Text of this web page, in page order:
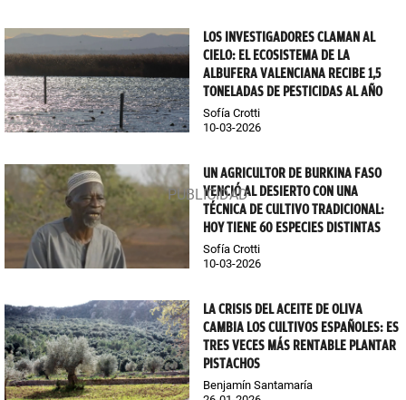
LOS INVESTIGADORES CLAMAN AL
CIELO: EL ECOSISTEMA DE LA
ALBUFERA VALENCIANA RECIBE 1,5
TONELADAS DE PESTICIDAS AL AÑO
Sofía Crotti
10-03-2026
UN AGRICULTOR DE BURKINA FASO
VENCIÓ AL DESIERTO CON UNA
TÉCNICA DE CULTIVO TRADICIONAL:
HOY TIENE 60 ESPECIES DISTINTAS
Sofía Crotti
10-03-2026
LA CRISIS DEL ACEITE DE OLIVA
CAMBIA LOS CULTIVOS ESPAÑOLES: ES
TRES VECES MÁS RENTABLE PLANTAR
PISTACHOS
Benjamín Santamaría